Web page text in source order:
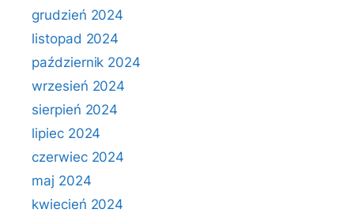
grudzień 2024
listopad 2024
październik 2024
wrzesień 2024
sierpień 2024
lipiec 2024
czerwiec 2024
maj 2024
kwiecień 2024